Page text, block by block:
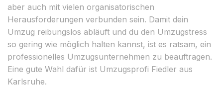
aber auch mit vielen organisatorischen
Herausforderungen verbunden sein. Damit dein
Umzug reibungslos abläuft und du den Umzugstress
so gering wie möglich halten kannst, ist es ratsam, ein
professionelles Umzugsunternehmen zu beauftragen.
Eine gute Wahl dafür ist Umzugsprofi Fiedler aus
Karlsruhe.